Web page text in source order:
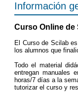
Información
Curso Online de
El Curso de Scilab
los alumnos que
Todo el material
entregan manuales
horas/7 días a la
tutorizar el curso y